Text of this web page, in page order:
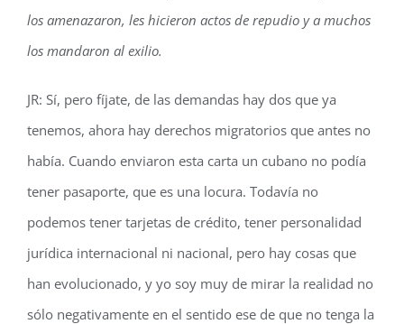
los amenazaron, les hicieron actos de repudio y a muchos
los mandaron al exilio.
JR: Sí, pero fíjate, de las demandas hay dos que ya
tenemos, ahora hay derechos migratorios que antes no
había. Cuando enviaron esta carta un cubano no podía
tener pasaporte, que es una locura. Todavía no
podemos tener tarjetas de crédito, tener personalidad
jurídica internacional ni nacional, pero hay cosas que
han evolucionado, y yo soy muy de mirar la realidad no
sólo negativamente en el sentido ese de que no tenga la